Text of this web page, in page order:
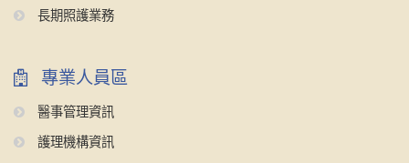
長期照護業務
專業人員區
醫事管理資訊
護理機構資訊